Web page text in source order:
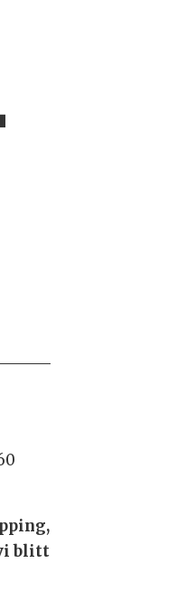
blitt